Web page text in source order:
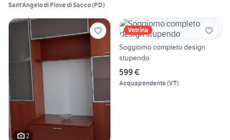
Sant'Angelo di Piove di Sacco(PD)
2
Vetrina
Soggiorno completo design
stupendo
599 €
Acquapendente(VT)